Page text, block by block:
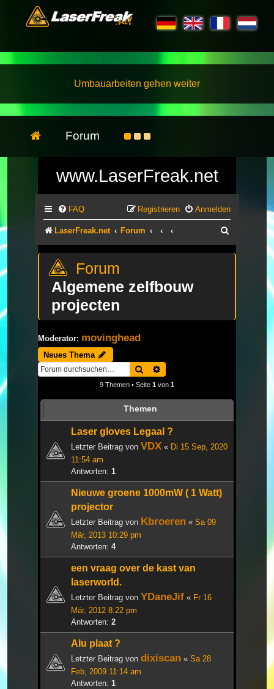
Umbauarbeiten gehen weiter
Forum
www.LaserFreak.net
FAQ Anmelden
Registrieren
LaserFreak.net Forum
Algemene zelfbouw
projecten
Moderator: movinghead
Neues Thema
Suche
9 Themen • Seite 1 von 1
Themen
Laser gloves Legaal ?
Letzter Beitrag von VDX « Di 15 Sep, 2020
11:54 am
Antworten: 1
Nieuwe groene 1000mW ( 1 Watt)
projector
Letzter Beitrag von Kbroeren « Sa 09
Mär, 2013 10:29 pm
Antworten: 4
een vraag over de kast van
laserworld.
Letzter Beitrag von YDaneJif « Fr 16
Mär, 2012 8:22 pm
Antworten: 2
Alu plaat ?
Letzter Beitrag von dixiscan « Sa 28
Feb, 2009 11:14 am
Antworten: 1